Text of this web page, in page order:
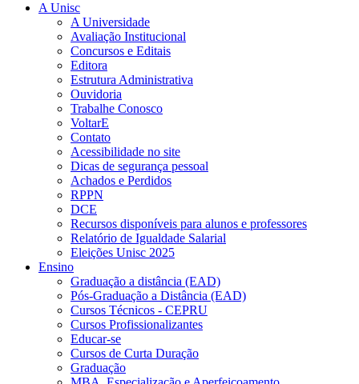
A Unisc
A Universidade
Avaliação Institucional
Concursos e Editais
Editora
Estrutura Administrativa
Ouvidoria
Trabalhe Conosco
VoltarE
Contato
Acessibilidade no site
Dicas de segurança pessoal
Achados e Perdidos
RPPN
DCE
Recursos disponíveis para alunos e professores
Relatório de Igualdade Salarial
Eleições Unisc 2025
Ensino
Graduação a distância (EAD)
Pós-Graduação a Distância (EAD)
Cursos Técnicos - CEPRU
Cursos Profissionalizantes
Educar-se
Cursos de Curta Duração
Graduação